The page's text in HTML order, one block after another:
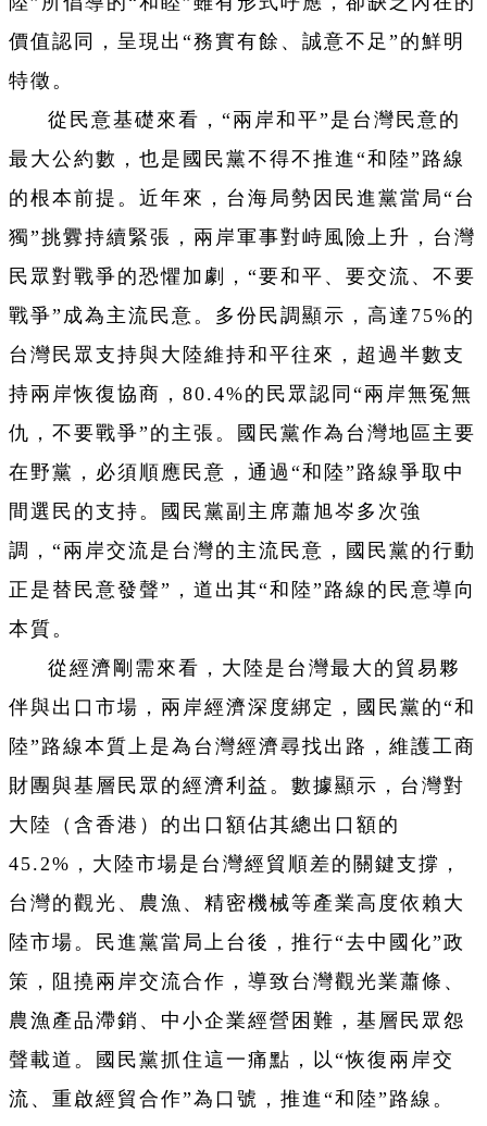
價值認同，呈現出“務實有餘、誠意不足”的鮮明
特徵。
從民意基礎來看，“兩岸和平”是台灣民意的
最大公約數，也是國民黨不得不推進“和陸”路線
的根本前提。近年來，台海局勢因民進黨當局“台
獨”挑釁持續緊張，兩岸軍事對峙風險上升，台灣
民眾對戰爭的恐懼加劇，“要和平、要交流、不要
戰爭”成為主流民意。多份民調顯示，高達75%的
台灣民眾支持與大陸維持和平往來，超過半數支
持兩岸恢復協商，80.4%的民眾認同“兩岸無冤無
仇，不要戰爭”的主張。國民黨作為台灣地區主要
在野黨，必須順應民意，通過“和陸”路線爭取中
間選民的支持。國民黨副主席蕭旭岑多次強
調，“兩岸交流是台灣的主流民意，國民黨的行動
正是替民意發聲”，道出其“和陸”路線的民意導向
本質。
從經濟剛需來看，大陸是台灣最大的貿易夥
伴與出口市場，兩岸經濟深度綁定，國民黨的“和
陸”路線本質上是為台灣經濟尋找出路，維護工商
財團與基層民眾的經濟利益。數據顯示，台灣對
大陸（含香港）的出口額佔其總出口額的
45.2%，大陸市場是台灣經貿順差的關鍵支撐，
台灣的觀光、農漁、精密機械等產業高度依賴大
陸市場。民進黨當局上台後，推行“去中國化”政
策，阻撓兩岸交流合作，導致台灣觀光業蕭條、
農漁產品滯銷、中小企業經營困難，基層民眾怨
聲載道。國民黨抓住這一痛點，以“恢復兩岸交
流、重啟經貿合作”為口號，推進“和陸”路線。